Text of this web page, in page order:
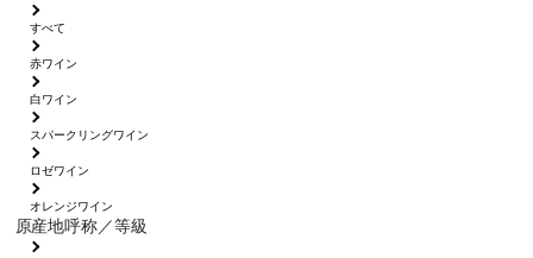
すべて
赤ワイン
白ワイン
スパークリングワイン
ロゼワイン
オレンジワイン
原産地呼称／等級